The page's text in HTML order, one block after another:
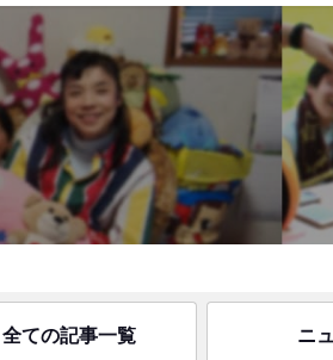
全ての記事一覧 ニ